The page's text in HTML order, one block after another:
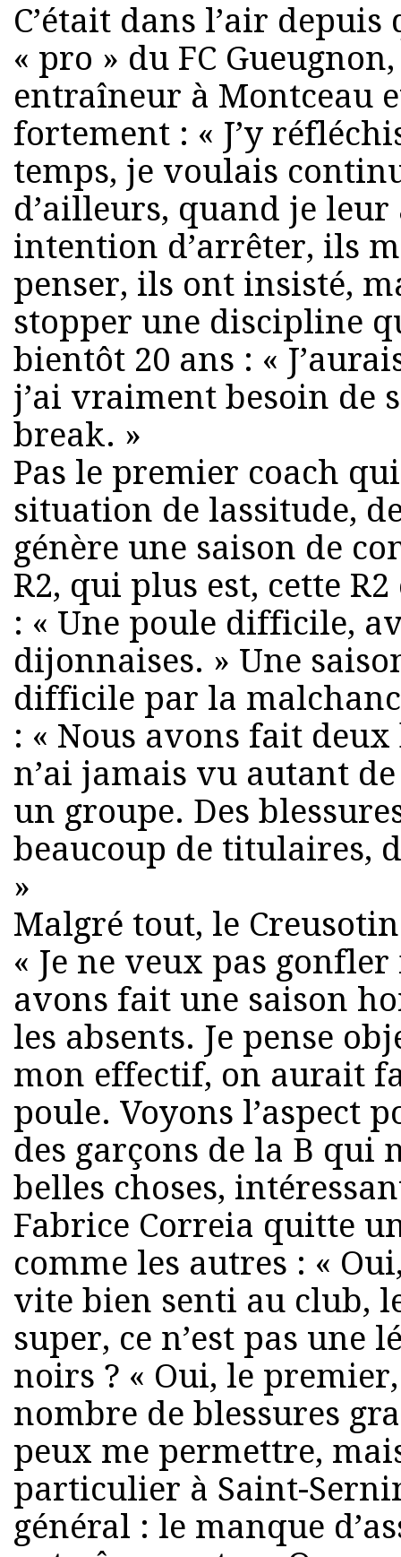
C’était dans l’air
« pro » du FC
entraîneur à Montceau
fortement : « J’y
temps, je voulais
d’ailleurs, quand je
intention d’arrêter, ils
penser, ils ont insisté,
stopper une discipline
bientôt 20 ans : «
j’ai vraiment besoin de
break. »
Pas le premier coach
situation de lassitude,
génère une saison de
R2, qui plus est, cette R2
: « Une poule difficile,
dijonnaises. » Une
difficile par la
: « Nous avons fait
n’ai jamais vu autant
un groupe. Des
beaucoup de titulaires,
»
Malgré tout, le
« Je ne veux pas
avons fait une saison
les absents. Je pense
mon effectif, on aurait
poule. Voyons l’aspect
des garçons de la B qui
belles choses,
Fabrice Correia quitte
comme les autres : «
vite bien senti au club,
super, ce n’est pas une
noirs ? « Oui, le
nombre de blessures
peux me permettre,
particulier à Saint-
général : le manque